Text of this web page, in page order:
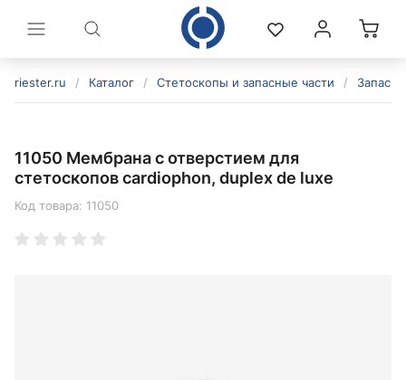
riester.ru / Каталог / Стетоскопы и запасные части /
11050 Мембрана с отверстием для
стетоскопов cardiophon, duplex de luxe
Код товара: 11050